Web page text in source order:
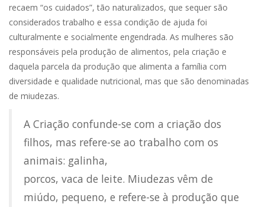
recaem “os cuidados”, tão naturalizados, que sequer são
considerados trabalho e essa condição de ajuda foi
culturalmente e socialmente engendrada. As mulheres são
responsáveis pela produção de alimentos, pela criação e
daquela parcela da produção que alimenta a família com
diversidade e qualidade nutricional, mas que são denominadas
de miudezas.
A Criação confunde-se com a criação dos
filhos, mas refere-se ao trabalho com os
animais: galinha,
porcos, vaca de leite. Miudezas vêm de
miúdo, pequeno, e refere-se à produção que